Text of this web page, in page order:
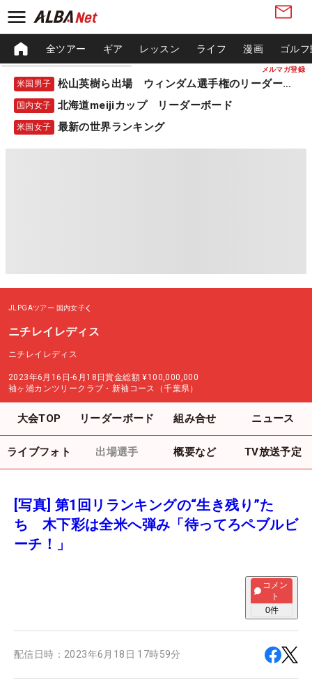
メルマガ登録
全ツアー ギア レッスン ライフ 漫画 ゴル
米国男子 松山英樹ら出場 ウィンダム選手権のリーダーボード
国内女子 北海道meijiカップ リーダーボード
米国女子 最新の世界ランキング
JLPGAツアー 国内女子
ニチレイレディス
ニチレイレディス
2023年6月16日-6月18日賞金総額 ¥100,000,000
袖ヶ浦カンツリークラブ・新袖コース（千葉県）
大会TOP リーダーボード 組み合せ ニュース
ライブフォト 出場選手 概要など TV放送予定
[写真] 第1回リランキングの“生き残り”た
ち 木下彩は全米へ弾み「待ってろペブルビ
ーチ！」
コメン
ト
0件
配信日時： 2023年6月18日 17時59分